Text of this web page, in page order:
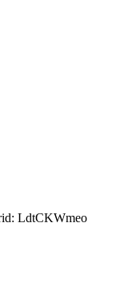
LdtCKWmeo